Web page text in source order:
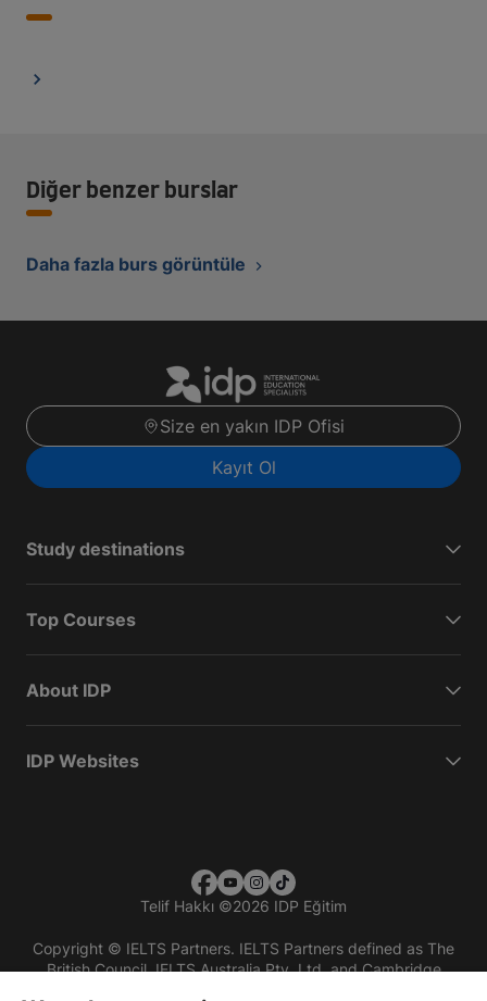
Diğer benzer burslar
Daha fazla burs görüntüle
Size en yakın IDP Ofisi
Kayıt Ol
Study destinations
Top Courses
About IDP
IDP Websites
Telif Hakkı ©2026 IDP Eğitim
Copyright © IELTS Partners. IELTS Partners defined as The
British Council, IELTS Australia Pty. Ltd. and Cambridge